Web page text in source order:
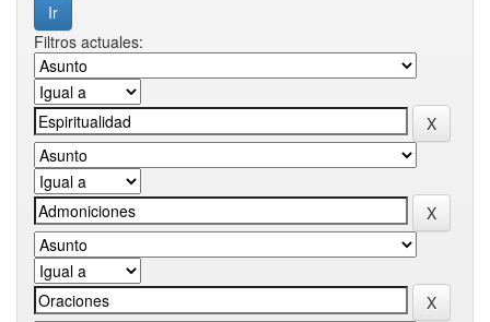
Filtros actuales: